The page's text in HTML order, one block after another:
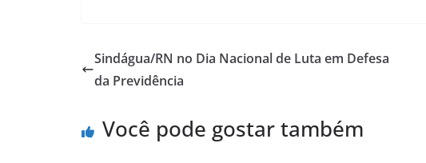
Sindágua/RN no Dia Nacional de Luta em Defesa
da Previdência
Você pode gostar também